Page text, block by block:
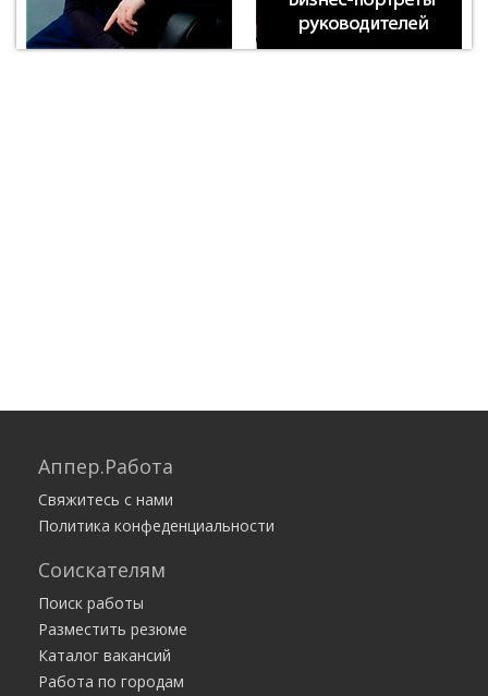
Аппер.Работа
Свяжитесь с нами
Политика конфеденциальности
Соискателям
Поиск работы
Разместить резюме
Каталог вакансий
Работа по городам